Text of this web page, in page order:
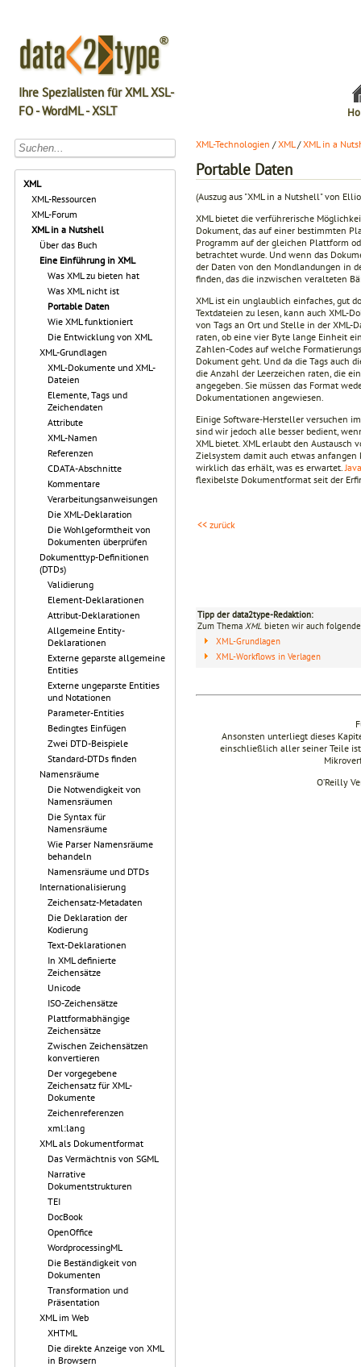
Ihre Spezialisten für XML XSL-
FO - WordML - XSLT
XML
XML-Ressourcen
XML-Forum
XML in a Nutshell
Über das Buch
Eine Einführung in XML
Was XML zu bieten hat
Was XML nicht ist
Portable Daten
Wie XML funktioniert
Die Entwicklung von XML
XML-Grundlagen
XML-Dokumente und XML-
Dateien
Elemente, Tags und
Zeichendaten
Attribute
XML-Namen
Referenzen
CDATA-Abschnitte
Kommentare
Verarbeitungsanweisungen
Die XML-Deklaration
Die Wohlgeformtheit von
Dokumenten überprüfen
Dokumenttyp-Definitionen
(DTDs)
Validierung
Element-Deklarationen
Attribut-Deklarationen
Allgemeine Entity-
Deklarationen
Externe geparste allgemeine
Entities
Externe ungeparste Entities
und Notationen
Parameter-Entities
Bedingtes Einfügen
Zwei DTD-Beispiele
Standard-DTDs finden
Namensräume
Die Notwendigkeit von
Namensräumen
Die Syntax für
Namensräume
Wie Parser Namensräume
behandeln
Namensräume und DTDs
Internationalisierung
Zeichensatz-Metadaten
Die Deklaration der
Kodierung
Text-Deklarationen
In XML definierte
Zeichensätze
Unicode
ISO-Zeichensätze
Plattformabhängige
Zeichensätze
Zwischen Zeichensätzen
konvertieren
Der vorgegebene
Zeichensatz für XML-
Dokumente
Zeichenreferenzen
xml:lang
XML als Dokumentformat
Das Vermächtnis von SGML
Narrative
Dokumentstrukturen
TEI
DocBook
OpenOffice
WordprocessingML
Die Beständigkeit von
Dokumenten
Transformation und
Präsentation
XML im Web
XHTML
Die direkte Anzeige von XML
in Browsern
XML-Technologien /XML/XML in a
Portable Daten
(Auszug aus "XML in a Nutshell" von
XML bietet die verführerische
Dokument, das auf einer bestimmten
Programm auf der gleichen Plattform
betrachtet wurde. Und wenn das
der Daten von den Mondlandungen in
finden, das die inzwischen veralteten
XML ist ein unglaublich einfaches, gut
Textdateien zu lesen, kann auch XML-
von Tags an Ort und Stelle in der XML-
raten, ob eine vier Byte lange Einheit
Zahlen-Codes auf welche
Dokument geht. Und da die Tags auch
die Anzahl der Leerzeichen raten, die
angegeben. Sie müssen das Format
Dokumentationen angewiesen.
Einige Software-Hersteller versuchen
sind wir jedoch alle besser bedient,
XML bietet. XML erlaubt den
Zielsystem damit auch etwas anfangen
wirklich das erhält, was es erwartet. Java
flexibelste Dokumentformat seit der
<< zurück
Tipp der data2type-Redaktion:
Zum Thema XML bieten wir auch
XML-Grundlagen
XML-Workflows in Verlagen
Ansonsten unterliegt dieses
einschließlich aller seiner Teile
O’Reilly